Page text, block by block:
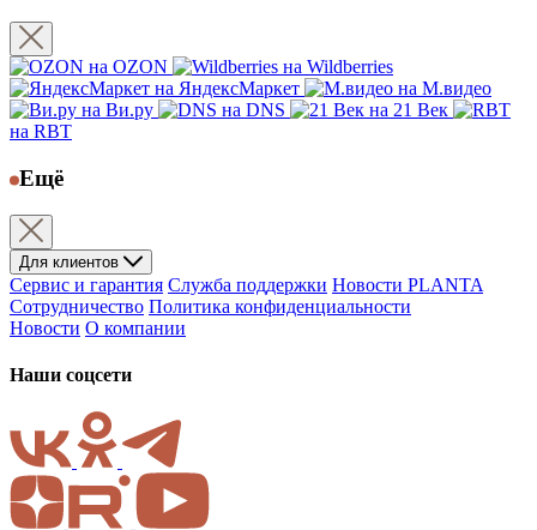
на OZON
на Wildberries
на ЯндексМаркет
на М.видео
на Ви.ру
на DNS
на 21 Век
на RBT
Ещё
Для клиентов
Сервис и гарантия Служба поддержки Новости PLANTA
Сотрудничество Политика конфиденциальности
Новости О компании
Наши соцсети